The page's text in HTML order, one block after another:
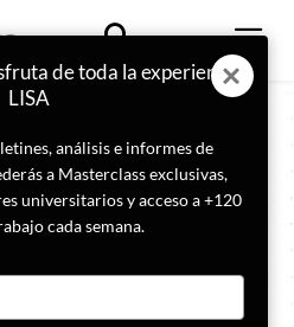
de toda la experiencia
LISA
análisis e informes de
a Masterclass exclusivas,
universitarios y acceso a +120
cada semana.